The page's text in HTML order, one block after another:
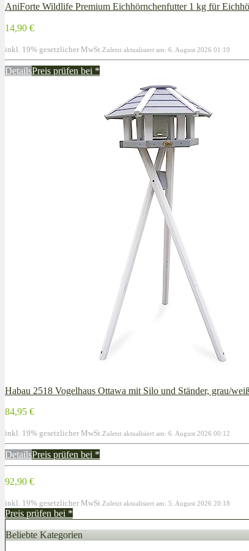
AniForte Wildlife Premium Eichhörnchenfutter 1 kg für
14,90 €
inkl. 19% gesetzlicher MwSt. Zuletzt aktualisiert am: 6. August 2026 01:19
DetailsPreis prüfen bei *
Habau 2518 Vogelhaus Ottawa mit Silo und Ständer, grau/
84,95 €
inkl. 19% gesetzlicher MwSt. Zuletzt aktualisiert am: 6. August 2026 00:12
DetailsPreis prüfen bei *
92,90 €
inkl. 19% gesetzlicher MwSt. Zuletzt aktualisiert am: 5. August 2026 20:18
Preis prüfen bei *
Beliebte Kategorien